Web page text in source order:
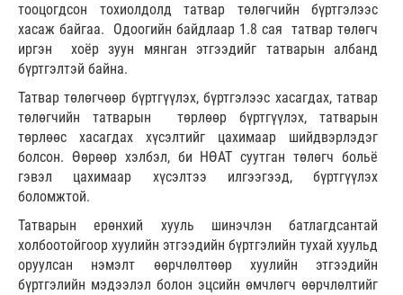
тооцогдсон тохиолдолд татвар төлөгчийн бүртгэлээс
хасаж байгаа. Одоогийн байдлаар 1.8 сая татвар төлөгч
иргэн хоёр зуун мянган этгээдийг татварын албанд
бүртгэлтэй байна.
Татвар төлөгчөөр бүртгүүлэх, бүртгэлээс хасагдах, татвар
төлөгчийн татварын төрлөөр бүртгүүлэх, татварын
төрлөөс хасагдах хүсэлтийг цахимаар шийдвэрлэдэг
болсон. Өөрөөр хэлбэл, би НӨАТ суутган төлөгч больё
гэвэл цахимаар хүсэлтээ илгээгээд, бүртгүүлэх
боломжтой.
Татварын ерөнхий хууль шинэчлэн батлагдсантай
холбоотойгоор хуулийн этгээдийн бүртгэлийн тухай хуульд
оруулсан нэмэлт өөрчлөлтөөр хуулийн этгээдийн
бүртгэлийн мэдээлэл болон эцсийн өмчлөгч өөрчлөлтийг